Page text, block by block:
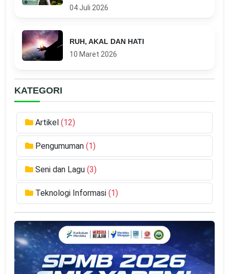
04 Juli 2026
RUH, AKAL DAN HATI
10 Maret 2026
KATEGORI
Artikel (12)
Pengumuman (1)
Seni dan Lagu (3)
Teknologi Informasi (1)